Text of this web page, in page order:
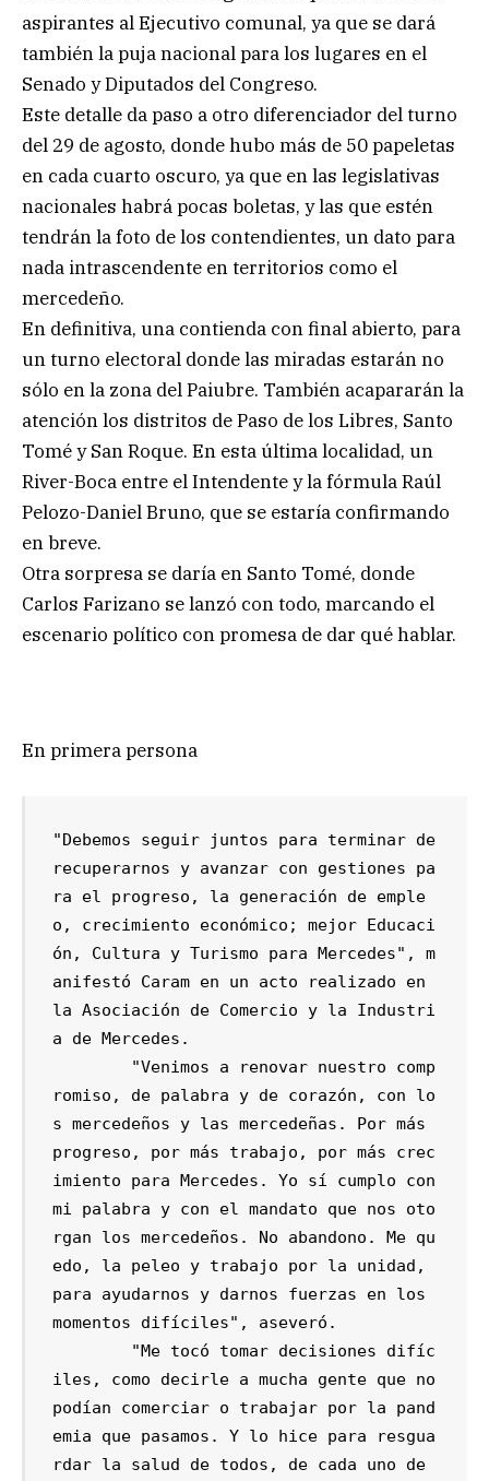
aspirantes al Ejecutivo comunal, ya que se dará
también la puja nacional para los lugares en el
Senado y Diputados del Congreso.
Este detalle da paso a otro diferenciador del turno
del 29 de agosto, donde hubo más de 50 papeletas
en cada cuarto oscuro, ya que en las legislativas
nacionales habrá pocas boletas, y las que estén
tendrán la foto de los contendientes, un dato para
nada intrascendente en territorios como el
mercedeño.
En definitiva, una contienda con final abierto, para
un turno electoral donde las miradas estarán no
sólo en la zona del Paiubre. También acapararán la
atención los distritos de Paso de los Libres, Santo
Tomé y San Roque. En esta última localidad, un
River-Boca entre el Intendente y la fórmula Raúl
Pelozo-Daniel Bruno, que se estaría confirmando
en breve.
Otra sorpresa se daría en Santo Tomé, donde
Carlos Farizano se lanzó con todo, marcando el
escenario político con promesa de dar qué hablar.
En primera persona
"Debemos seguir juntos para terminar de
recuperarnos y avanzar con gestiones pa
ra el progreso, la generación de emple
o, crecimiento económico; mejor Educaci
ón, Cultura y Turismo para Mercedes", m
anifestó Caram en un acto realizado en
la Asociación de Comercio y la Industri
a de Mercedes.
romiso, de palabra y de corazón, con lo
s mercedeños y las mercedeñas. Por más
progreso, por más trabajo, por más crec
imiento para Mercedes. Yo sí cumplo con
mi palabra y con el mandato que nos oto
rgan los mercedeños. No abandono. Me qu
edo, la peleo y trabajo por la unidad,
para ayudarnos y darnos fuerzas en los
momentos difíciles", aseveró.
iles, como decirle a mucha gente que no
podían comerciar o trabajar por la pand
emia que pasamos. Y lo hice para resgua
rdar la salud de todos, de cada uno de